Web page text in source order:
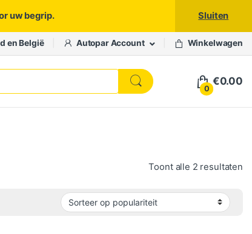
uw begrip. Sluiten
en België Autopar Account Winkelwagen
0
€0.00
Toont alle 2 resultaten